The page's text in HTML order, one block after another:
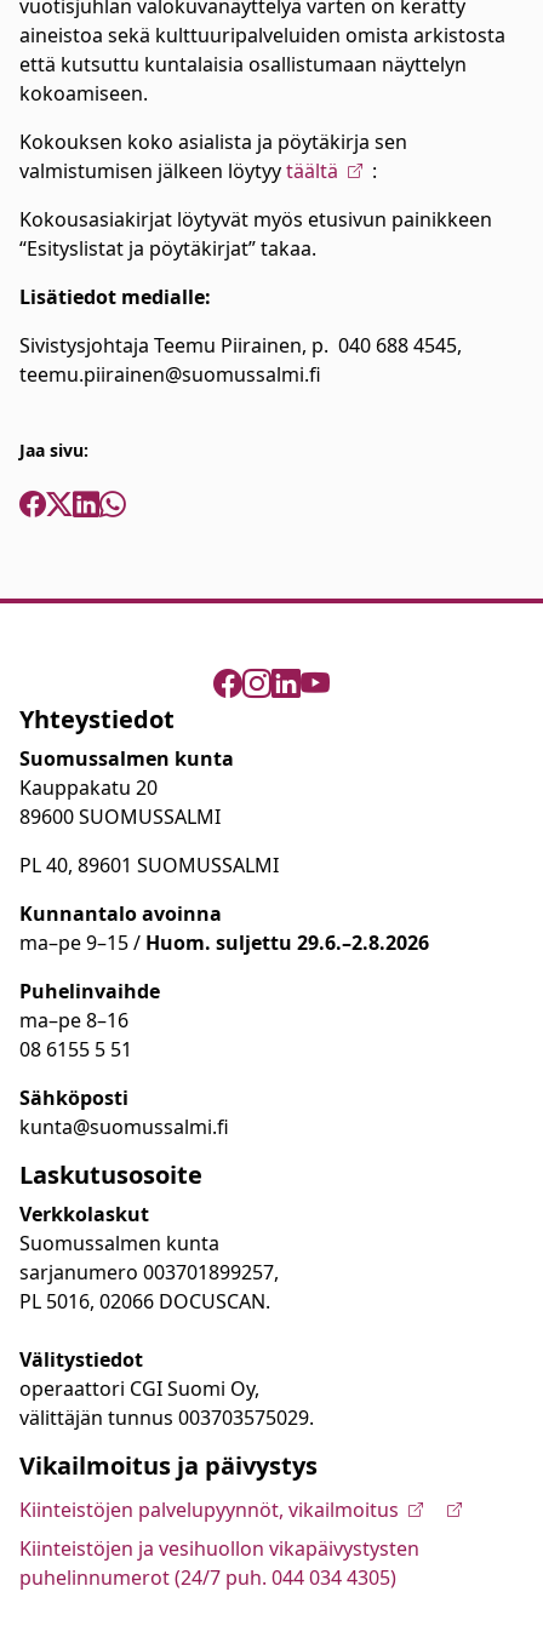
vuotisjuhlan valokuvanäyttelyä varten on kerätty
aineistoa sekä kulttuuripalveluiden omista arkistosta
että kutsuttu kuntalaisia osallistumaan näyttelyn
kokoamiseen.
Kokouksen koko asialista ja pöytäkirja sen
valmistumisen jälkeen löytyytäältä
:
Kokousasiakirjat löytyvät myös etusivun painikkeen
“Esityslistat ja pöytäkirjat” takaa.
Lisätiedot medialle:
Sivistysjohtaja Teemu Piirainen, p. 040 688 4545,
teemu.piirainen@suomussalmi.fi
Jaa sivu:
Yhteystiedot
Suomussalmen kunta
Kauppakatu 20
89600 SUOMUSSALMI
PL 40, 89601 SUOMUSSALMI
Kunnantalo avoinna
ma–pe 9–15 / Huom. suljettu 29.6.–2.8.2026
Puhelinvaihde
ma–pe 8–16
08 6155 5 51
Sähköposti
kunta@suomussalmi.fi
Laskutusosoite
Verkkolaskut
Suomussalmen kunta
sarjanumero 003701899257,
PL 5016, 02066 DOCUSCAN.
Välitystiedot
operaattori CGI Suomi Oy,
välittäjän tunnus 003703575029.
Vikailmoitus ja päivystys
Kiinteistöjen palvelupyynnöt, vikailmoitus
Kiinteistöjen ja vesihuollon vikapäivystysten
puhelinnumerot (24/7 puh. 044 034 4305)